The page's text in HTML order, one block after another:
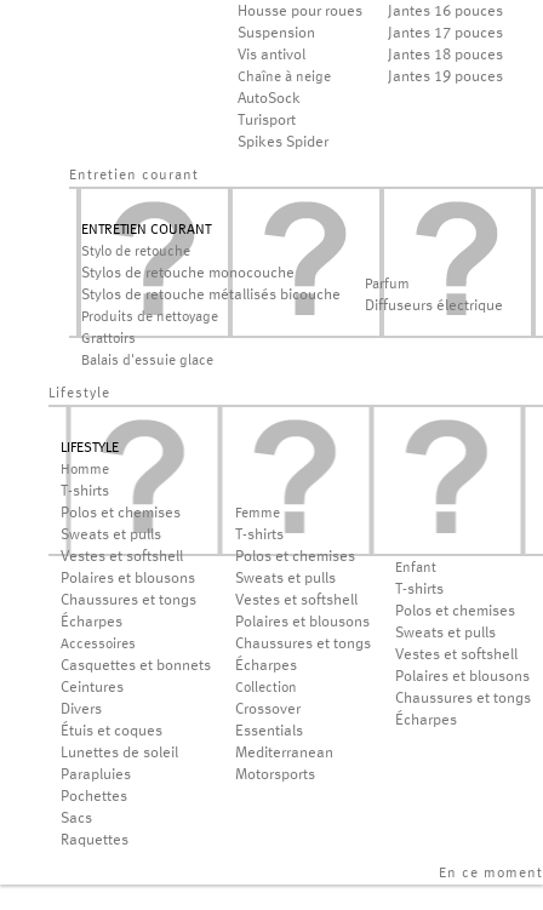
Housse pour roues
Suspension
Vis antivol
Chaîne à neige
AutoSock
Turisport
Spikes Spider
Jantes 16 pouces
Jantes 17 pouces
Jantes 18 pouces
Jantes 19 pouces
Entretien courant
ENTRETIEN COURANT
Stylo de retouche
Stylos de retouche monocouche
Stylos de retouche métallisés bicouche
Produits de nettoyage
Grattoirs
Balais d'essuie glace
Parfum
Diffuseurs électrique
Lifestyle
LIFESTYLE
Homme
T-shirts
Polos et chemises
Sweats et pulls
Vestes et softshell
Polaires et blousons
Chaussures et tongs
Écharpes
Accessoires
Casquettes et bonnets
Ceintures
Divers
Étuis et coques
Lunettes de soleil
Parapluies
Pochettes
Sacs
Raquettes
Femme
T-shirts
Polos et chemises
Sweats et pulls
Vestes et softshell
Polaires et blousons
Chaussures et tongs
Écharpes
Collection
Crossover
Essentials
Mediterranean
Motorsports
Enfant
T-shirts
Polos et chemises
Sweats et pulls
Vestes et softshell
Polaires et blousons
Chaussures et tongs
Écharpes
En ce moment